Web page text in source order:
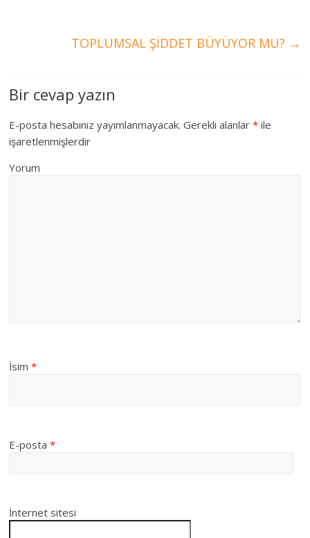
TOPLUMSAL ŞİDDET BÜYÜYOR MU? →
Bir cevap yazın
E-posta hesabınız yayımlanmayacak. Gerekli alanlar* ile
işaretlenmişlerdir
Yorum
İsim*
E-posta*
İnternet sitesi